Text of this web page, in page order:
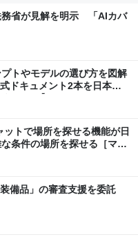
省が見解を明示 「AIカバ
トやモデルの選び方を図解
ドキュメント2本を日本語
イド』【Book Watch/ニュ
トで場所を探せる機能が日
条件の場所を探せる［マッ
備品」の審査支援を委託